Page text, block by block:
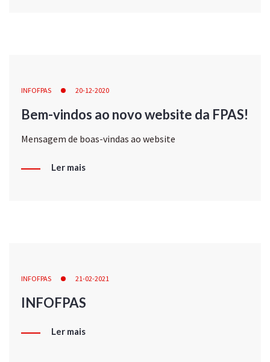
INFOFPAS 20-12-2020
Bem-vindos ao novo website da FPAS!
Mensagem de boas-vindas ao website
Ler mais
INFOFPAS 21-02-2021
INFOFPAS
Ler mais